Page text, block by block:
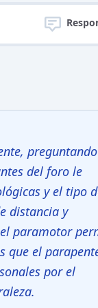
preguntando
del foro le
y el tipo
distancia y
paramotor
que el
por el